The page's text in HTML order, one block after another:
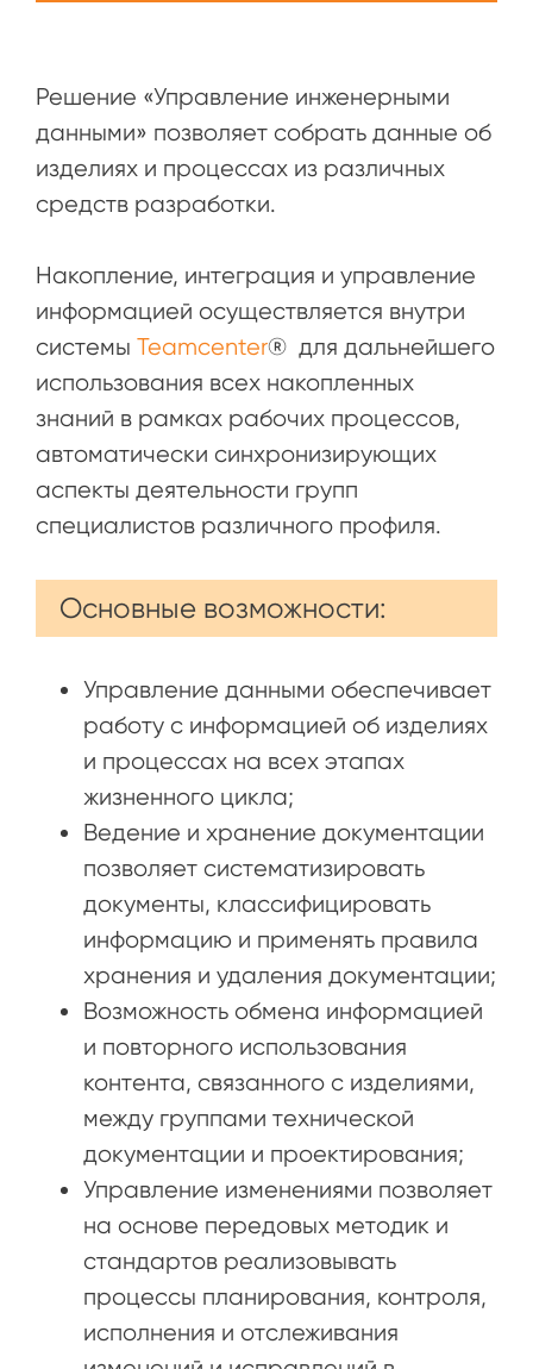
Решение «Управление инженерными
данными» позволяет собрать данные об
изделиях и процессах из различных
средств разработки.
Накопление, интеграция и управление
информацией осуществляется внутри
системы Teamcenter® для дальнейшего
использования всех накопленных
знаний в рамках рабочих процессов,
автоматически синхронизирующих
аспекты деятельности групп
специалистов различного профиля.
Основные возможности:
Управление данными обеспечивает
работу с информацией об изделиях
и процессах на всех этапах
жизненного цикла;
Ведение и хранение документации
позволяет систематизировать
документы, классифицировать
информацию и применять правила
хранения и удаления документации;
Возможность обмена информацией
и повторного использования
контента, связанного с изделиями,
между группами технической
документации и проектирования;
Управление изменениями позволяет
на основе передовых методик и
стандартов реализовывать
процессы планирования, контроля,
исполнения и отслеживания